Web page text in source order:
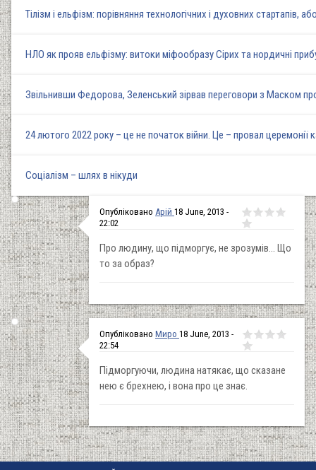
Тілізм і ельфізм: порівняння технологічних і духовних стартапів,
НЛО як прояв ельфізму: витоки міфообразу Сірих та нордичні
Звільнивши Федорова, Зеленський зірвав переговори з Маском
24 лютого 2022 року – це не початок війни. Це – провал
Соціалізм – шлях в нікуди
Опубліковано Арій 18 June, 2013 -
22:02
Про людину, що підморгує, не зрозумів... Що
то за образ?
Опубліковано Миро 18 June, 2013 -
22:54
Підморгуючи, людина натякає, що сказане
нею є брехнею, і вона про це знає.